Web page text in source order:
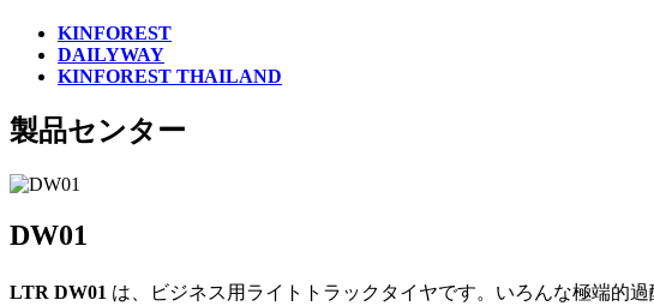
KINFOREST
DAILYWAY
KINFOREST THAILAND
製品センター
DW01
LTR DW01 は、ビジネス用ライトトラックタイヤです。いろんな極端的